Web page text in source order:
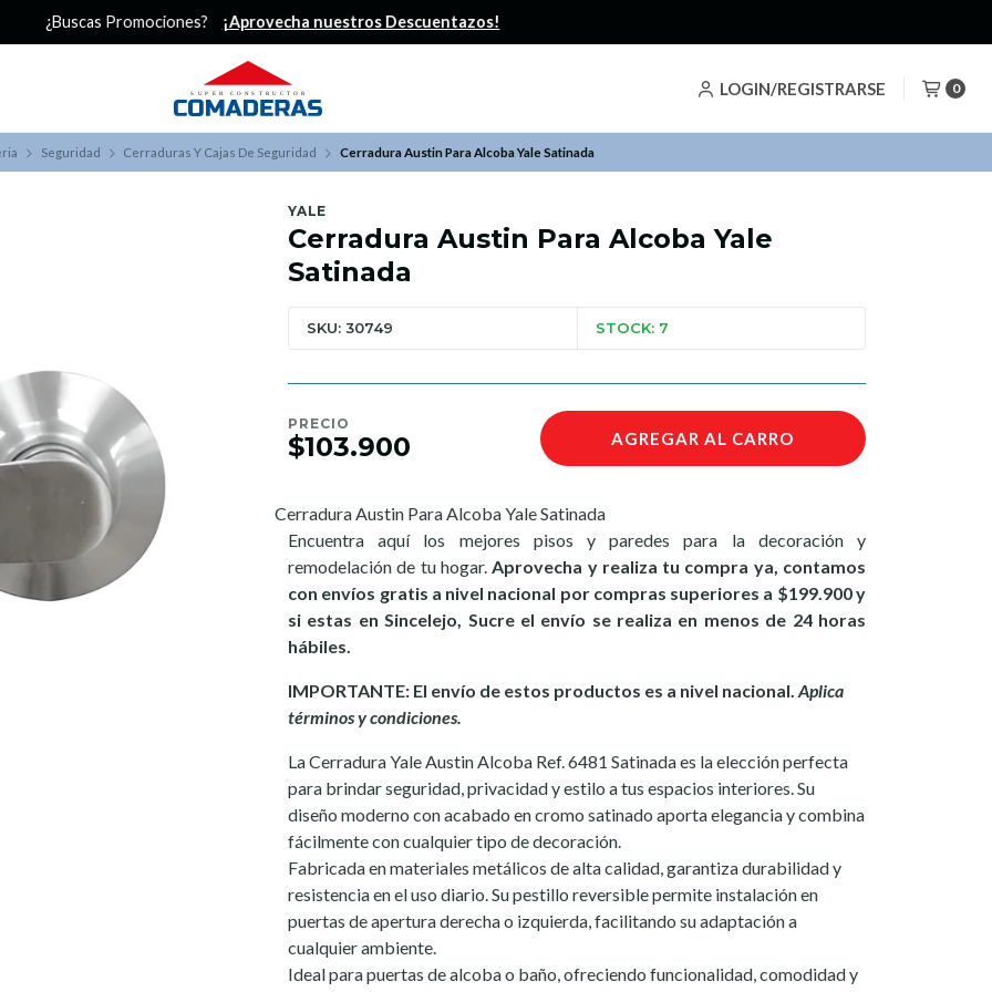
LOGIN/REGISTRARSE 0
¿Buscas Promociones? ¡Aprovecha nuestros Descuentazos!
Seguridad Cerraduras Y Cajas De Seguridad Cerradura Austin Para Alcoba Yale Satinada
YALE
Cerradura Austin Para Alcoba Yale
Satinada
SKU: 30749 STOCK: 7
PRECIO
$103.900 AGREGAR AL CARRO
Cerradura Austin Para Alcoba Yale Satinada
Encuentra aquí los mejores pisos y paredes para la decoración y
remodelación de tu hogar.Aprovecha y realiza tu compra ya, contamos
con envíos gratis a nivel nacional por compras superiores a $199.900 y
si estas en Sincelejo, Sucre el envío se realiza en menos de 24 horas
hábiles.
IMPORTANTE: El envío de estos productos es a nivel nacional. Aplica
términos y condiciones.
La Cerradura Yale Austin Alcoba Ref. 6481 Satinada es la elección perfecta
para brindar seguridad, privacidad y estilo a tus espacios interiores. Su
diseño moderno con acabado en cromo satinado aporta elegancia y combina
fácilmente con cualquier tipo de decoración.
Fabricada en materiales metálicos de alta calidad, garantiza durabilidad y
resistencia en el uso diario. Su pestillo reversible permite instalación en
puertas de apertura derecha o izquierda, facilitando su adaptación a
cualquier ambiente.
Ideal para puertas de alcoba o baño, ofreciendo funcionalidad, comodidad y